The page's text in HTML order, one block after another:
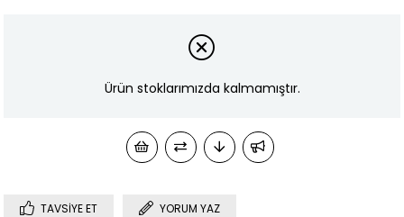
Ürün stoklarımızda kalmamıştır.
TAVSIYE ET YORUM YAZ